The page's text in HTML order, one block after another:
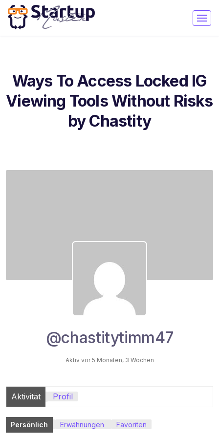
Ways To Access Locked IG
Viewing Tools Without Risks
by Chastity
@chastitytimm47
Aktiv vor 5 Monaten, 3 Wochen
Aktivität Profil
Persönlich Erwähnungen Favoriten